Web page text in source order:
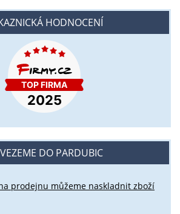
HODNOCENÍ
DO PARDUBIC
prodejnu můžeme naskladnit zboží